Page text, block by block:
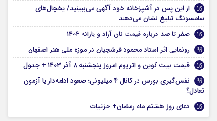
از این پس در آشپزخانه خود آگهی می‌ببینید/ یخچال‌های
سامسونگ تبلیغ نشان می‌دهند
صفر تا صد درباره قیمت نان آزاد و یارانه ۱۴۰۴
رونمایی اثر استاد محمود فرشچیان در موزه ملی هنر اصفهان
قیمت بیت کوین و اتریوم امروز پنجشنبه ۸ آذر ۱۴۰۳ + جدول
نفس‌گیری بورس در کانال 4 میلیونی؛ صعود ادامه‌دار یا آزمون
تعادل؟
دعای روز هشتم ماه رمضان+ جزئیات